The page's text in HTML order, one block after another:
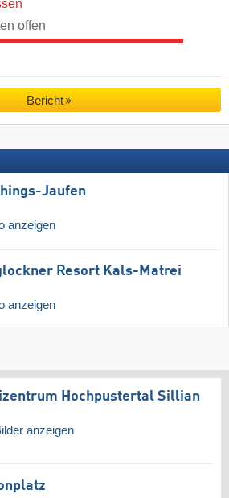
offen
Bericht
Jaufen
anzeigen
Resort Kals-Matrei
anzeigen
Hochpustertal Sillian
anzeigen